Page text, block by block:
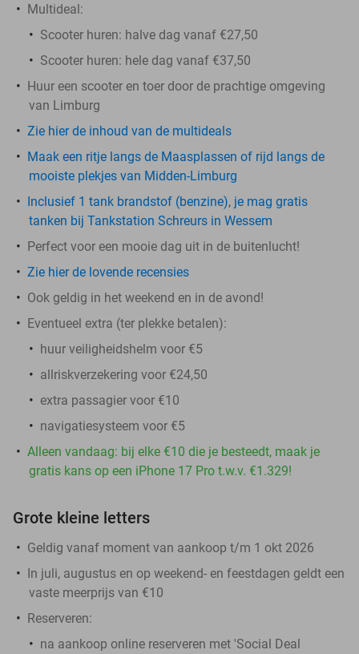
Multideal:
Scooter huren: halve dag vanaf €27,50
Scooter huren: hele dag vanaf €37,50
Huur een scooter en toer door de prachtige omgeving
van Limburg
Zie hier de inhoud van de multideals
Maak een ritje langs de Maasplassen of rijd langs de
mooiste plekjes van Midden-Limburg
Inclusief 1 tank brandstof (benzine), je mag gratis
tanken bij Tankstation Schreurs in Wessem
Perfect voor een mooie dag uit in de buitenlucht!
Zie hier de lovende recensies
Ook geldig in het weekend en in de avond!
Eventueel extra (ter plekke betalen):
huur veiligheidshelm voor €5
allriskverzekering voor €24,50
extra passagier voor €10
navigatiesysteem voor €5
Alleen vandaag: bij elke €10 die je besteedt, maak je
gratis kans op een iPhone 17 Pro t.w.v. €1.329!
Grote kleine letters
Geldig vanaf moment van aankoop t/m 1 okt 2026
In juli, augustus en op weekend- en feestdagen geldt een
vaste meerprijs van €10
Reserveren:
na aankoop online reserveren met 'Social Deal